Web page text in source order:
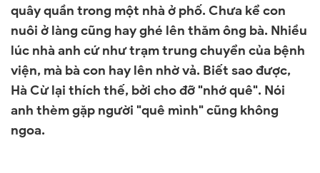
quây quần trong một nhà ở phố. Chưa kể con
nuôi ở làng cũng hay ghé lên thăm ông bà. Nhiều
lúc nhà anh cứ như trạm trung chuyển của bệnh
viện, mà bà con hay lên nhờ vả. Biết sao được,
Hà Cừ lại thích thế, bởi cho đỡ "nhớ quê". Nói
anh thèm gặp người "quê mình" cũng không
ngoa.